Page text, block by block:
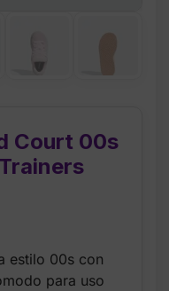
Court 00s
estilo 00s con
para uso